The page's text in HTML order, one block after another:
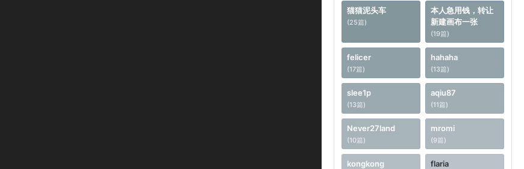
猫猫泥头车
(25篇)
本人急用钱，转让
新建画布一张
(19篇)
felicer
(17篇)
hahaha
(13篇)
slee1p
(13篇)
aqiu87
(11篇)
Never27land
(10篇)
mromi
(9篇)
kongkong flaria